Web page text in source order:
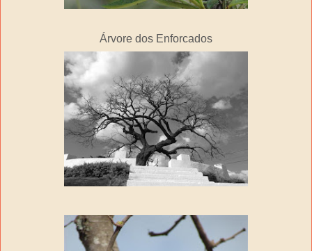
Árvore dos Enforcados